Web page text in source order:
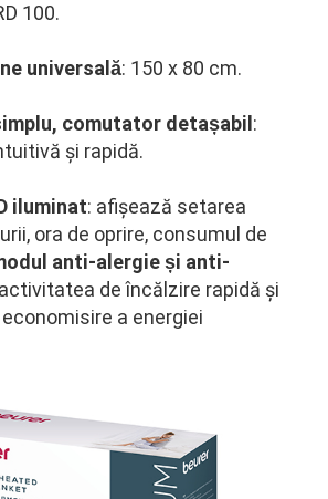
100.
universală: 150 x 80 cm.
comutator detașabil :
și rapidă.
iluminat: afișează setarea
ora de oprire, consumul de
anti-alergie și anti-
de încălzire rapidă și
a energiei